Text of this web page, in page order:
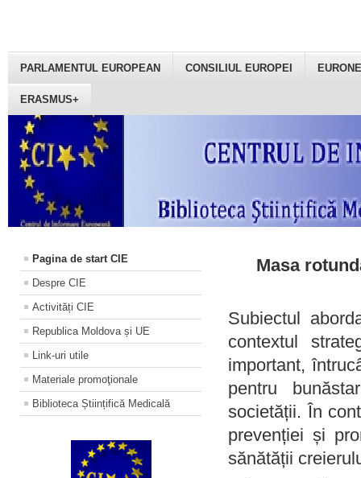
PARLAMENTUL EUROPEAN CONSILIUL EUROPEI
ERASMUS+
Pagina de start CIE
Despre CIE
Activități CIE
Republica Moldova și UE
Link-uri utile
Materiale promoţionale
Biblioteca Științifică Medicală
Masa
Subiectul
contextul
important,
pentru
societății. În
prevenției și
sănătății